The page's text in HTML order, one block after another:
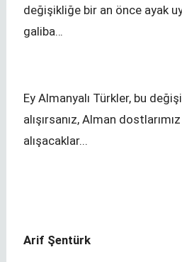
değişikliğe bir an önce ayak
galiba…
Ey Almanyalı Türkler, bu
alışırsanız, Alman
alışacaklar...
Arif Şentürk